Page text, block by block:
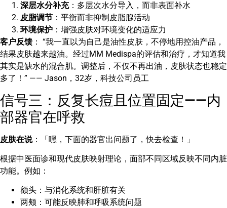
深层水分补充：多层次水分导入，而非表面补水
皮脂调节 ：平衡而非抑制皮脂腺活动
环境保护 ：增强皮肤对环境变化的适应力
客户反馈 ： “我一直以为自己是油性皮肤，不停地用控油产品，
结果皮肤越来越油。经过MM Medispa的评估和治疗，才知道我
其实是缺水的混合肌。调整后，不仅不再出油，皮肤状态也稳定
多了！” —— Jason，32岁，科技公司员工
信号三：反复长痘且位置固定——内
部器官在呼救
皮肤在说：「嘿，下面的器官出问题了，快去检查！」
根据中医面诊和现代皮肤映射理论，面部不同区域反映不同内脏
功能。例如：
额头：与消化系统和肝脏有关
两颊：可能反映肺和呼吸系统问题